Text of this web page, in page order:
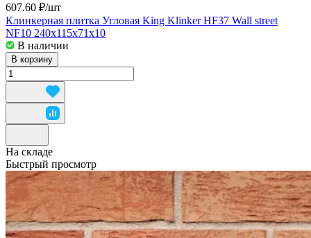
607.60 ₽/шт
Клинкерная плитка Угловая King Klinker HF37 Wall street
NF10 240x115x71x10
В наличии
В корзину
На складе
Быстрый просмотр